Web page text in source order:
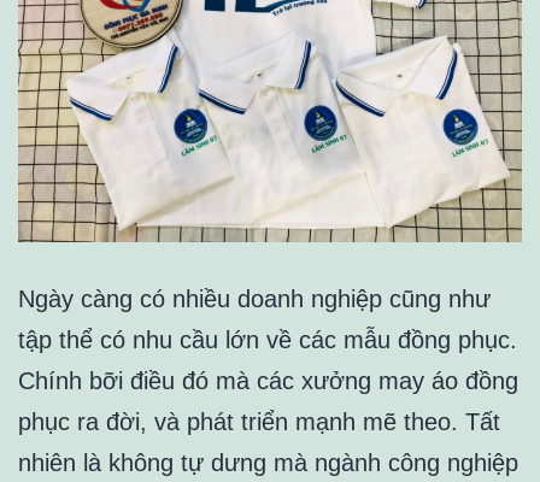
Ngày càng có nhiều doanh nghiệp cũng như
tập thể có nhu cầu lớn về các mẫu đồng phục.
Chính bỡi điều đó mà các xưởng may áo đồng
phục ra đời, và phát triển mạnh mẽ theo. Tất
nhiên là không tự dưng mà ngành công nghiệp